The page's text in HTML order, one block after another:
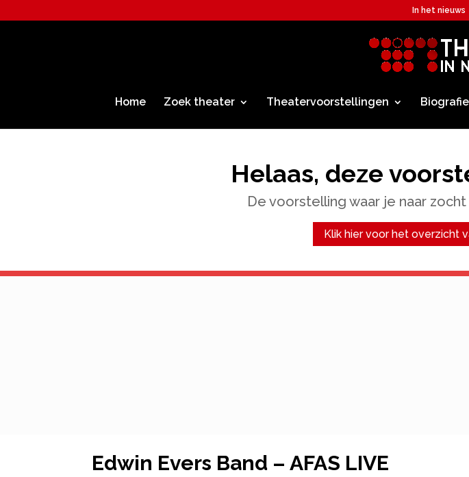
In het nieuws
Home Zoek theater Theatervoorstellingen
Helaas, deze
De voorstelling waar je naar
Klik hier voor het overzicht
Edwin Evers Band – AFAS LIVE